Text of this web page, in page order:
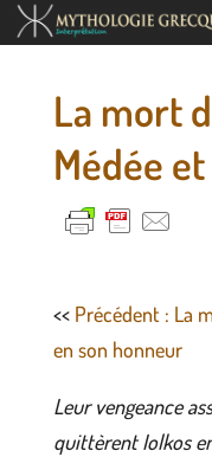
La mort
Médée
<< Précédent : La
en son honneur
Leur vengeance
quittèrent Iolkos